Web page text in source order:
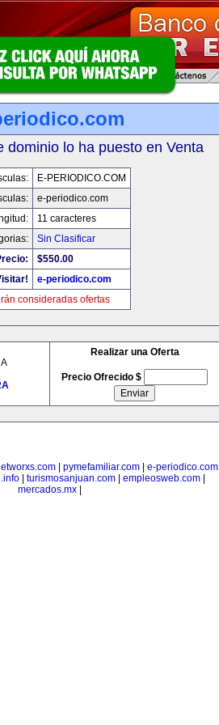
dominio lo ha puesto en Venta
E-PERIODICO.COM
e-periodico.com
11 caracteres
Sin Clasificar
$550.00
e-periodico.com
consideradas ofertas
Realizar una Oferta
Precio Ofrecido $
| pymefamiliar.com| e-periodico.com|
turismosanjuan.com empleosweb.com
mercados.mx|